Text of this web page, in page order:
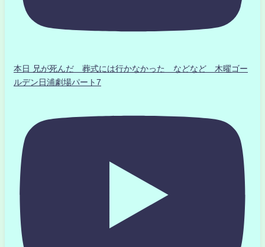
本日 兄が死んだ 葬式には行かなかった などなど 木曜ゴー
ルデン日浦劇場パート7